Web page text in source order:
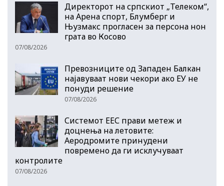
Директорот на српскиот „Телеком“,
на Арена спорт, Блумберг и
Њузмакс прогласен за персона нон
грата во Косово
07/08/2026
Превозниците од Западен Балкан
најавуваат нови чекори ако ЕУ не
понуди решение
07/08/2026
Системот ЕЕС прави метеж и
доцнења на летовите:
Аеродромите принудени
повремено да ги исклучуваат
контролите
07/08/2026